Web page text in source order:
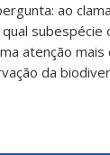
ao
qual subespécie
atenção mais
da